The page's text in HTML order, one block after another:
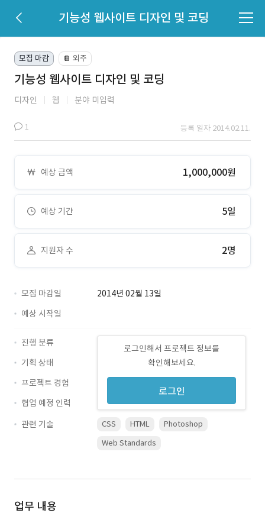
기능성 웹사이트 디자인 및 코딩
모집 마감 📔 외주
기능성 웹사이트 디자인 및 코딩
디자인 웹 분야 미입력
1 등록 일자 2014.02.11.
예상 금액 1,000,000원
예상 기간 5일
지원자 수 2명
모집 마감일
2014년 02월 13일
예상 시작일
로그인해서 프로젝트 정보를
확인해보세요.
로그인
진행 분류
기획 상태
프로젝트 경험
협업 예정 인력
관련 기술
CSS HTML
Photoshop
Web Standards
업무 내용